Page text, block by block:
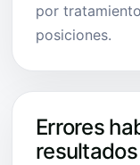
por
posiciones.
Errores
resultados